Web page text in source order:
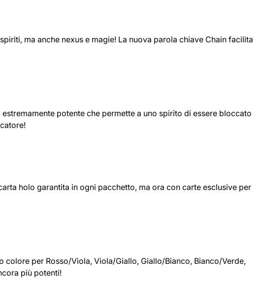
ma anche nexus e magie! La nuova parola chiave Chain facilita
potente che permette a uno spirito di essere bloccato
holo garantita in ogni pacchetto, ma ora con carte esclusive per
per Rosso/Viola, Viola/Giallo, Giallo/Bianco, Bianco/Verde,
più potenti!